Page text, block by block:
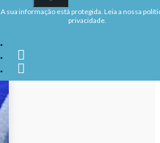
A sua informação está protegida. Leia a nossa
privacidade.